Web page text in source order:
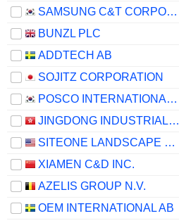
SAMSUNG C&T CORPORATION
BUNZL PLC
ADDTECH AB
SOJITZ CORPORATION
POSCO INTERNATIONAL CORPORATION
JINGDONG INDUSTRIALS, INC.
SITEONE LANDSCAPE SUPPLY, INC.
XIAMEN C&D INC.
AZELIS GROUP N.V.
OEM INTERNATIONAL AB